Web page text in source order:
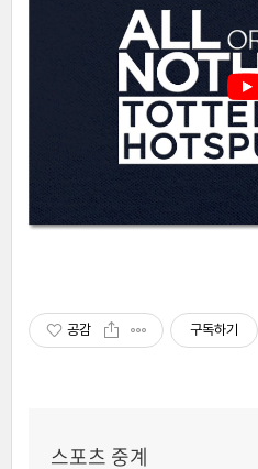
공감 구독하기
스포츠 중계